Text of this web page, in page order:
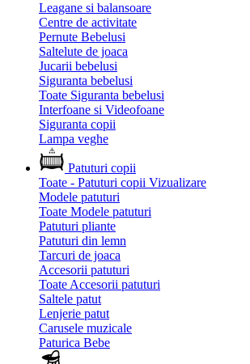
Leagane si balansoare
Centre de activitate
Pernute Bebelusi
Saltelute de joaca
Jucarii bebelusi
Siguranta bebelusi
Toate Siguranta bebelusi
Interfoane si Videofoane
Siguranta copii
Lampa veghe
Patuturi copii
Toate - Patuturi copii Vizualizare
Modele patuturi
Toate Modele patuturi
Patuturi pliante
Patuturi din lemn
Tarcuri de joaca
Accesorii patuturi
Toate Accesorii patuturi
Saltele patut
Lenjerie patut
Carusele muzicale
Paturica Bebe